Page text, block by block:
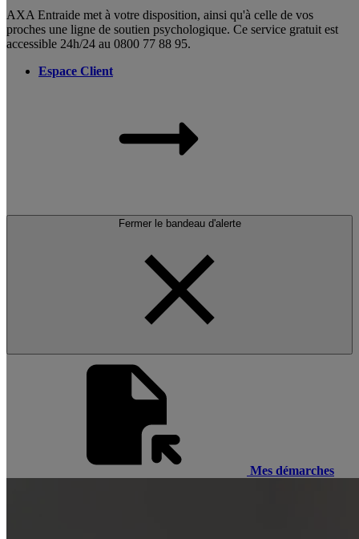
AXA Entraide met à votre disposition, ainsi qu'à celle de vos
proches une ligne de soutien psychologique. Ce service gratuit est
accessible 24h/24 au 0800 77 88 95.
Espace Client
Fermer le bandeau d'alerte
Mes démarches